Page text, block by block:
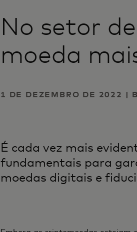
No setor
moeda
1 DE DEZEMBRO DE 2022 |
É cada vez mais
fundamentais para
moedas digitais e